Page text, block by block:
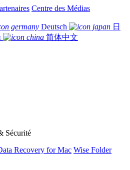
Centre des Médias
Deutsch
日
简体中文
Sécurité
Recovery for Mac Wise Folder